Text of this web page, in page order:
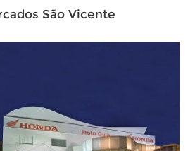
São Vicente